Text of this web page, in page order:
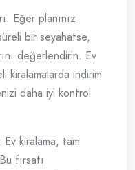
Eğer planınız
bir seyahatse,
değerlendirin. Ev
kiralamalarda indirim
daha iyi kontrol
Ev kiralama, tam
fırsatı